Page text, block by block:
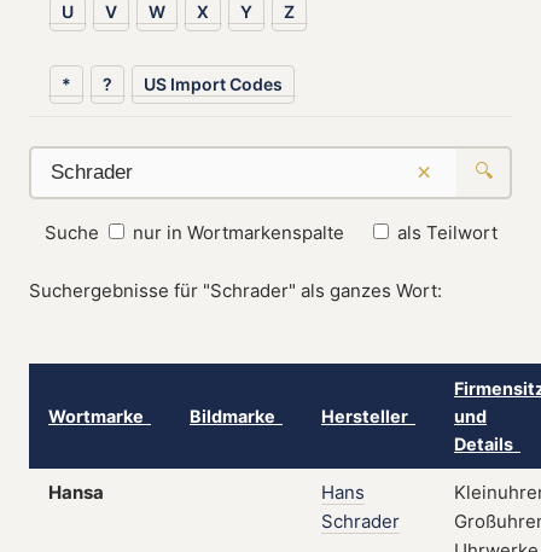
U V W X Y Z
* ? US Import Codes
× 🔍
Suche nur in Wortmarkenspalte als Teilwort
Suchergebnisse für "Schrader" als ganzes Wort:
Wortmarke Bildmarke Hersteller
und
Details
Hansa
Hans
Schrader